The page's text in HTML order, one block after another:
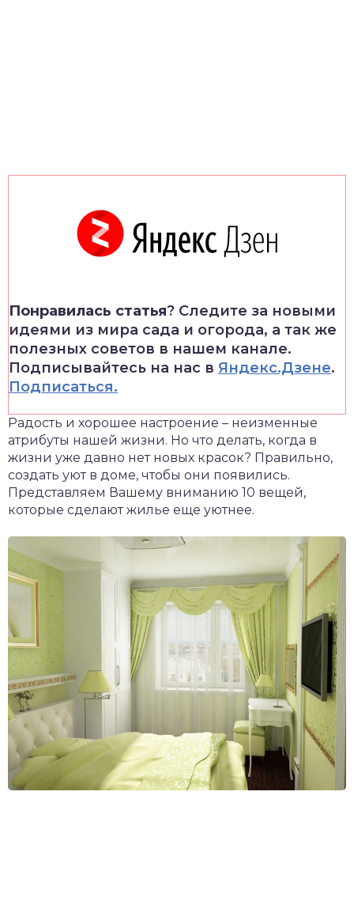
Понравилась статья? Следите за новыми
идеями из мира сада и огорода, а так же
полезных советов в нашем канале.
Подписывайтесь на нас в Яндекс.Дзене.
Подписаться.
Радость и хорошее настроение – неизменные
атрибуты нашей жизни. Но что делать, когда в
жизни уже давно нет новых красок? Правильно,
создать уют в доме, чтобы они появились.
Представляем Вашему вниманию 10 вещей,
которые сделают жилье еще уютнее.